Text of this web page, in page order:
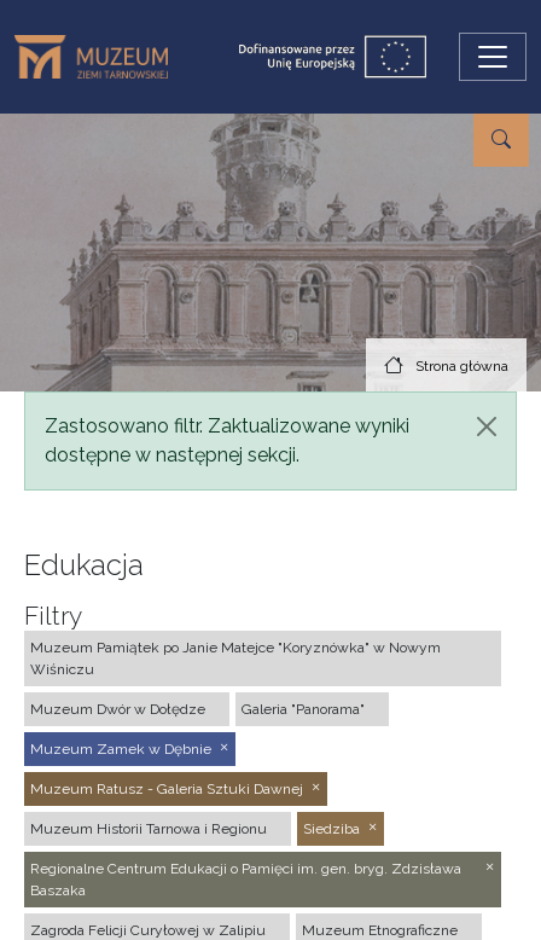
Strona główna
Komunikat
Zastosowano filtr. Zaktualizowane wyniki
dostępne w następnej sekcji.
Edukacja
Filtry
Muzeum Pamiątek po Janie Matejce "Koryznówka" w Nowym
Wiśniczu
Muzeum Dwór w Dołędze Galeria "Panorama"
Muzeum Zamek w Dębnie
Muzeum Ratusz - Galeria Sztuki Dawnej
Muzeum Historii Tarnowa i Regionu Siedziba
Regionalne Centrum Edukacji o Pamięci im. gen. bryg. Zdzisława
Baszaka
Zagroda Felicji Curyłowej w Zalipiu Muzeum Etnograficzne